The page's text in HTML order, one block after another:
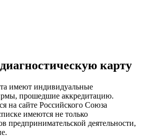
карту
имеют индивидуальные
прошедшие аккредитацию.
на сайте Российского Союза
имеются не только
предпринимательской деятельности,